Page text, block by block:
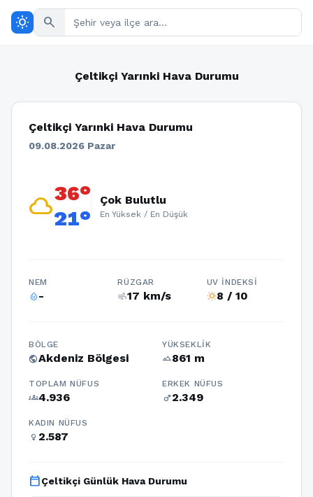
wb_sunny search
Çeltikçi Yarınki Hava Durumu
Çeltikçi Yarınki Hava Durumu
09.08.2026 Pazar
cloud36°
21°
Çok Bulutlu
En Yüksek / En Düşük
NEM
humidity_percentage-
RÜZGAR
air17 km/s
UV İNDEKSI
wb_sunny8 / 10
BÖLGE
publicAkdeniz Bölgesi
YÜKSEKLIK
terrain861 m
TOPLAM NÜFUS
groups4.936
ERKEK NÜFUS
male2.349
KADIN NÜFUS
female 2.587
calendar_todayÇeltikçi Günlük Hava Durumu